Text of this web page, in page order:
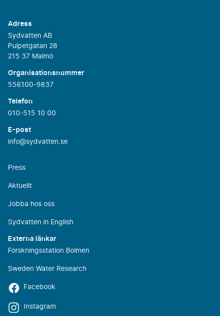
Adress
Sydvatten AB
Pulpetgatan 28
215 37 Malmö
Organisationsnummer
556100-9837
Telefon
010-515 10 00
E-post
info@sydvatten.se
Press
Aktuellt
Jobba hos oss
Sydvatten in English
Externa länkar
Forskningsstation Bolmen
Sweden Water Research
Facebook
Instagram